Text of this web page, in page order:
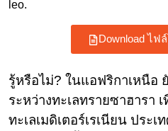
leo.
Download ไฟ
รู้หรือไม่? ในแอฟริกาเหนือ
ระหว่างทะเลทรายซาฮารา
ทะเลเมดิเตอร์เรเนียน ประ